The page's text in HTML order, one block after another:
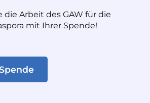
Arbeit des GAW für die
mit Ihrer Spende!